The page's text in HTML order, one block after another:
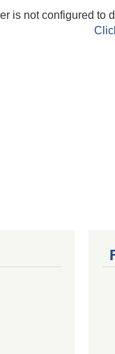
is not configured to